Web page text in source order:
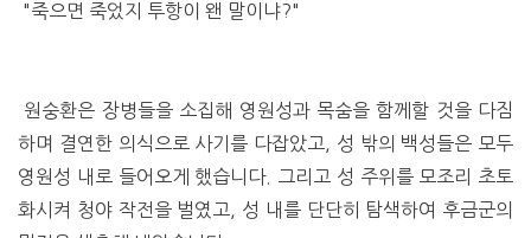
"죽으면 죽었지 투항이 왠 말이냐?"
원숭환은 장병들을 소집해 영원성과 목숨을 함께할 것을 다짐
하며 결연한 의식으로 사기를 다잡았고, 성 밖의 백성들은 모두
영원성 내로 들어오게 했습니다. 그리고 성 주위를 모조리 초토
화시켜 청야 작전을 벌였고, 성 내를 단단히 탐색하여 후금군의